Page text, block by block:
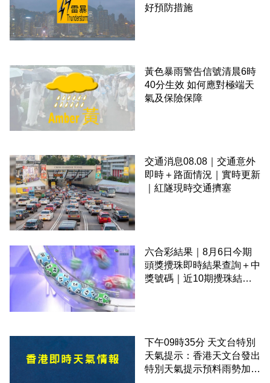
好預防措施
黃色暴雨警告信號清晨6時
40分生效 如何應對極端天
氣及保險保障
交通消息08.08｜交通意外
即時＋路面情況｜實時更新
｜紅隧現時交通擠塞
六合彩結果｜8月6日今期
頭獎攪珠即時結果查詢＋中
獎號碼｜近10期攪珠結果
下午09時35分 天文台特別
天氣提示：香港天文台發出
特別天氣提示預料雨勢加劇